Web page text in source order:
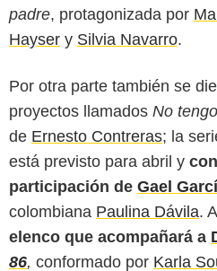
padre, protagonizada por
Hayser y Silvia Navarro.
Por otra parte también se
proyectos llamados No
de Ernesto Contreras; la
está previsto para abril y
participación de Gael
colombiana Paulina Dávila.
elenco que acompañará a
86, conformado por Karla
Netflix